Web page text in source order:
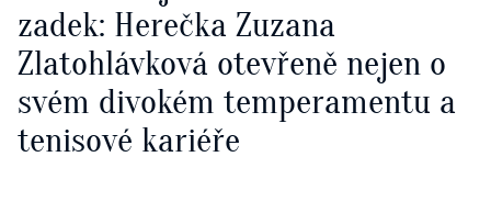
zadek: Herečka Zuzana
Zlatohlávková otevřeně nejen o
svém divokém temperamentu a
tenisové kariéře